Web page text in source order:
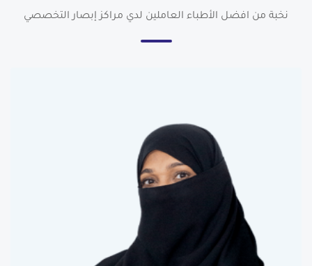
نخبة من افضل الأطباء العاملين لدي مراكز إبصار التخصصي